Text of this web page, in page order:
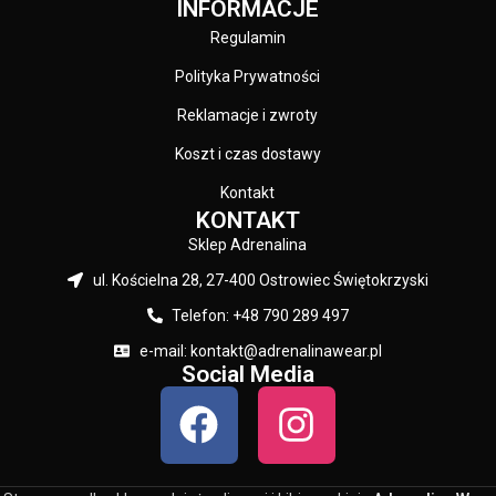
przed skutkami oddziaływania
promieniowania ultrafioletowego
dopływającą do naszych oczu -
gwarantują wysoki kontrast, jak
odwzorowanie wszystkich barw. -
napis oraz logo marki PIT BULL
oraz na lewej soczewce - okulary
są w komplecie z etui oraz
woreczkiem pełniącym rolę
Kolor: Czarny / Czarny
promieniowania ultrafioletowego
okulary z powłoką REVO
również precyzyjne
napis Pitbull na zausznikach oraz
na lewej soczewce - okulary są w
pełniącym rolę ściereczki
Producent: Pit Bull Kolor: Srebrny /
Czarny
INFORMACJE
Regulamin
Polityka Prywatności
Reklamacje i zwroty
Koszt i czas dostawy
Kontakt
KONTAKT
Sklep Adrenalina
ul. Kościelna 28, 27-400 Ostrowiec Świętokrzyski
Telefon: +48 790 289 497
e-mail: kontakt@adrenalinawear.pl
Social Media